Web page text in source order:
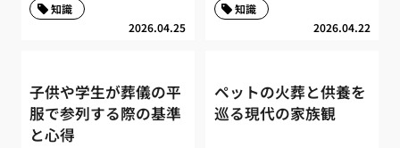
2026.04.25
知識
2026.04.22
知識
子供や学生が葬儀の平
服で参列する際の基準
と心得
ペットの火葬と供養を
巡る現代の家族観